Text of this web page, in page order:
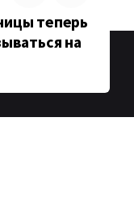
теперь
на